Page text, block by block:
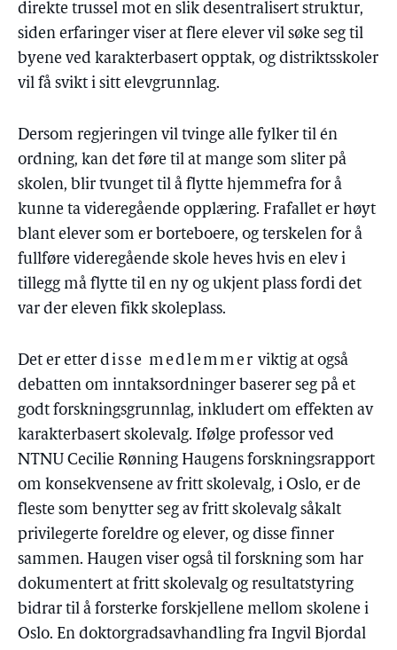
direkte trussel mot en slik desentralisert struktur,
siden erfaringer viser at flere elever vil søke seg til
byene ved karakterbasert opptak, og distriktsskoler
vil få svikt i sitt elevgrunnlag.
Dersom regjeringen vil tvinge alle fylker til én
ordning, kan det føre til at mange som sliter på
skolen, blir tvunget til å flytte hjemmefra for å
kunne ta videregående opplæring. Frafallet er høyt
blant elever som er borteboere, og terskelen for å
fullføre videregående skole heves hvis en elev i
tillegg må flytte til en ny og ukjent plass fordi det
var der eleven fikk skoleplass.
Det er etter disse medlemmer viktig at også
debatten om inntaksordninger baserer seg på et
godt forskningsgrunnlag, inkludert om effekten av
karakterbasert skolevalg. Ifølge professor ved
NTNU Cecilie Rønning Haugens forskningsrapport
om konsekvensene av fritt skolevalg, i Oslo, er de
fleste som benytter seg av fritt skolevalg såkalt
privilegerte foreldre og elever, og disse finner
sammen. Haugen viser også til forskning som har
dokumentert at fritt skolevalg og resultatstyring
bidrar til å forsterke forskjellene mellom skolene i
Oslo. En doktorgradsavhandling fra Ingvil Bjordal